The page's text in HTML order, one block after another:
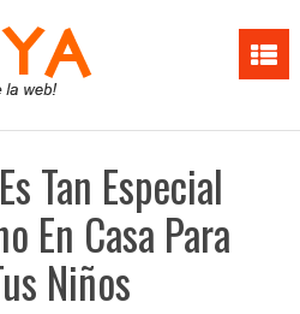
Tan Especial
En Casa Para
Niños